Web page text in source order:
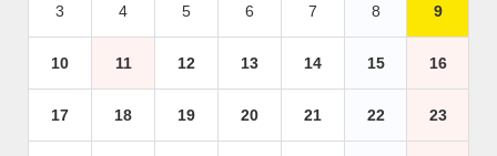
3 4 5 6 7 8 9
10 11 12 13 14 15 16
17 18 19 20 21 22 23